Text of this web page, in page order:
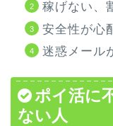
稼げない、
安全性が心
迷惑メール
ポイ活に
ない人